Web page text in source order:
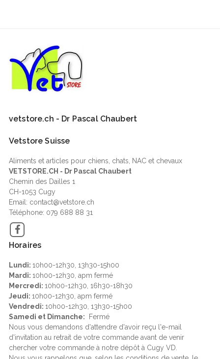
vetstore.ch - Dr Pascal Chaubert
Vetstore Suisse
Aliments et articles pour chiens, chats, NAC et chevaux
VETSTORE.CH - Dr Pascal Chaubert
Chemin des Dailles 1
CH-1053 Cugy
Email: contact@vetstore.ch
Téléphone: 079 688 88 31
Horaires
Lundi: 10h00-12h30, 13h30-15h00
Mardi: 10h00-12h30, apm fermé
Mercredi: 10h00-12h30, 16h30-18h30
Jeudi: 10h00-12h30, apm fermé
Vendredi: 10h00-12h30, 13h30-15h00
Samedi et Dimanche: Fermé
Nous vous demandons d'attendre d'avoir reçu l'e-mail
d'invitation au retrait de votre commande avant de venir
chercher votre commande à notre dépôt à Cugy VD.